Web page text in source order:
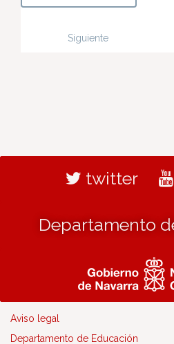
Siguiente
twitter
Departamento
Aviso legal
Departamento de Educación